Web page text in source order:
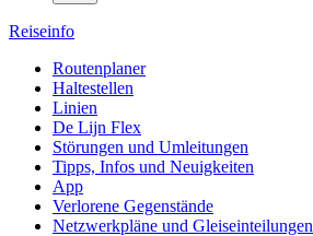
Reiseinfo
Routenplaner
Haltestellen
Linien
De Lijn Flex
Störungen und Umleitungen
Tipps, Infos und Neuigkeiten
App
Verlorene Gegenstände
Netzwerkpläne und Gleiseinteilungen